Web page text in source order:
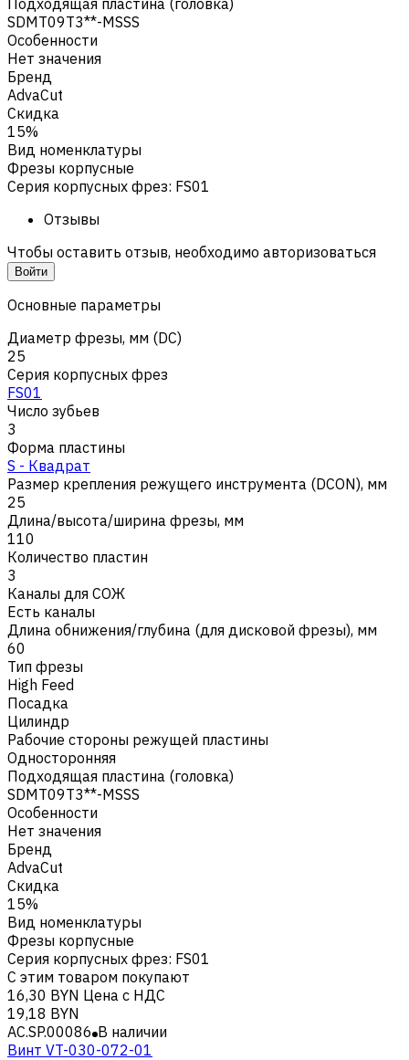
SDMT09T3**-MSSS
Особенности
Нет значения
Бренд
AdvaCut
Скидка
15%
Вид номенклатуры
Фрезы корпусные
Серия корпусных фрез: FS01
Отзывы
Чтобы оставить отзыв, необходимо авторизоваться
Войти
Основные параметры
Диаметр фрезы, мм (DC)
25
Серия корпусных фрез
FS01
Число зубьев
3
Форма пластины
S - Квадрат
Размер крепления режущего инструмента (DCON), мм
25
Длина/высота/ширина фрезы, мм
110
Количество пластин
3
Каналы для СОЖ
Есть каналы
Длина обнижения/глубина (для дисковой фрезы), мм
60
Тип фрезы
High Feed
Посадка
Цилиндр
Рабочие стороны режущей пластины
Односторонняя
Подходящая пластина (головка)
SDMT09T3**-MSSS
Особенности
Нет значения
Бренд
AdvaCut
Скидка
15%
Вид номенклатуры
Фрезы корпусные
Серия корпусных фрез: FS01
С этим товаром покупают
16,30 BYN Цена с НДС
19,18 BYN
AC.SP.00086 В наличии
Винт VT-030-072-01